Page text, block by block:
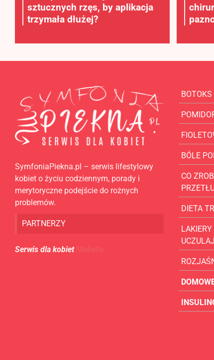
sztucznych rzęs, by aplikacja
trzymała dłużej?
SymfoniaPiekna.pl – serwis lifestylowy
kobiet o życiu codziennym, porady i
merytoryczne podejście do rożnych
problemów.
PARTNERZY
Serwis dla kobiet
BÓLE
CO
DIETA